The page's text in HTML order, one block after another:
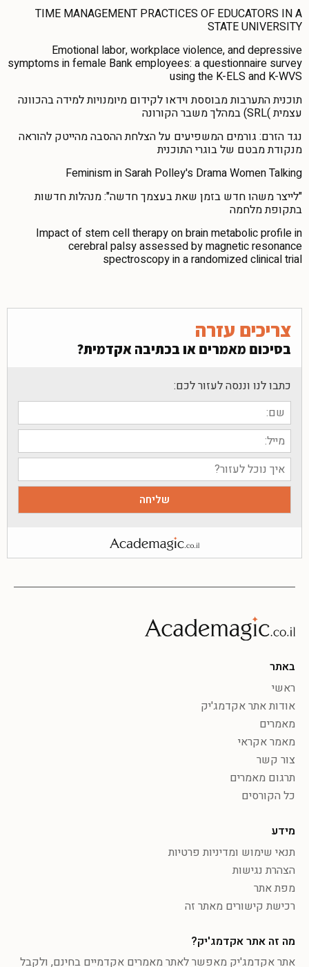
TIME MANAGEMENT PRACTICES OF EDUCATORS IN A
STATE UNIVERSITY
Emotional labor, workplace violence, and depressive
symptoms in female Bank employees: a questionnaire survey
using the K-ELS and K-WVS
תוכנית התערבות מבוססת וידאו לקידום מיומנויות למידה בהכוונה
עצמית )SRL) במהלך משבר הקורונה
נגד הזרם: גורמים המשפיעים על הצלחת ההסבה מהייטק להוראה
מנקודת מבטם של בוגרי התוכנית
Feminism in Sarah Polley's Drama Women Talking
"לייצר משהו חדש בזמן שאת בעצמך חדשה": מנהלות חדשות
בתקופת מלחמה
Impact of stem cell therapy on brain metabolic profile in
cerebral palsy assessed by magnetic resonance
spectroscopy in a randomized clinical trial
צריכים עזרה
בסיכום מאמרים או בכתיבה אקדמית?
כתבו לנו וננסה לעזור לכם:
באתר
ראשי
אודות אתר אקדמג'יק
מאמרים
מאמר אקראי
צור קשר
תרגום מאמרים
כל הקורסים
מידע
תנאי שימוש ומדיניות פרטיות
הצהרת נגישות
מפת אתר
רכישת קישורים מאתר זה
מה זה אתר אקדמג'יק?
אתר אקדמג'יק מאפשר לאתר מאמרים אקדמיים בחינם, ולקבל